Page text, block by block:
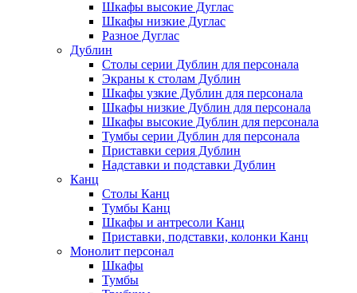
Шкафы высокие Дуглас
Шкафы низкие Дуглас
Разное Дуглас
Дублин
Столы серии Дублин для персонала
Экраны к столам Дублин
Шкафы узкие Дублин для персонала
Шкафы низкие Дублин для персонала
Шкафы высокие Дублин для персонала
Тумбы серии Дублин для персонала
Приставки серия Дублин
Надставки и подставки Дублин
Канц
Столы Канц
Тумбы Канц
Шкафы и антресоли Канц
Приставки, подставки, колонки Канц
Монолит персонал
Шкафы
Тумбы